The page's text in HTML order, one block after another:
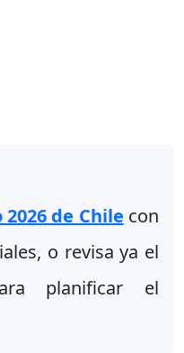
de Chile con
o revisa ya el
planificar el